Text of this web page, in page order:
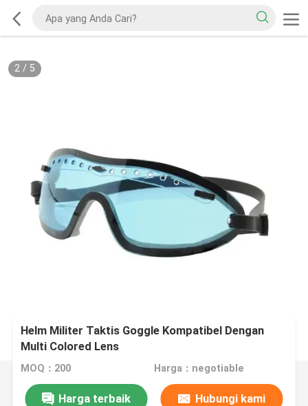
2/ 5
Helm Militer Taktis Goggle Kompatibel Dengan
Multi Colored Lens
MOQ：200 Harga：negotiable
Harga terbaik Hubungi kami